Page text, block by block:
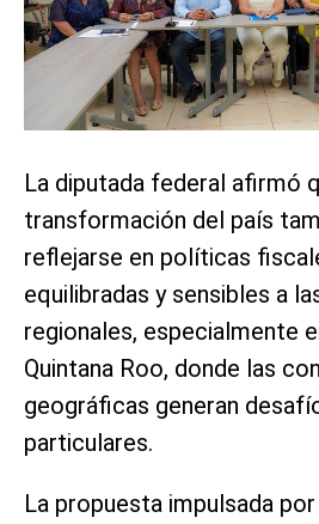
La diputada federal afirmó
transformación del país
reflejarse en políticas
equilibradas y sensibles a
regionales, especialmente
Quintana Roo, donde las
geográficas generan
particulares.
La propuesta impulsada